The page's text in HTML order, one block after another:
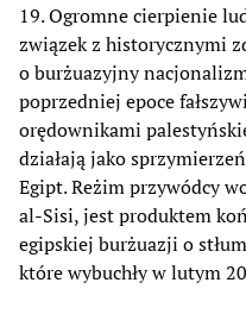
19. Ogromne cierpienie
związek z historycznymi
o burżuazyjny
poprzedniej epoce
orędownikami
działają jako
Egipt. Reżim przywódcy
al-Sisi, jest produktem
egipskiej burżuazji o
które wybuchły w lutym